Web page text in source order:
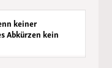
keiner
Abkürzen kein